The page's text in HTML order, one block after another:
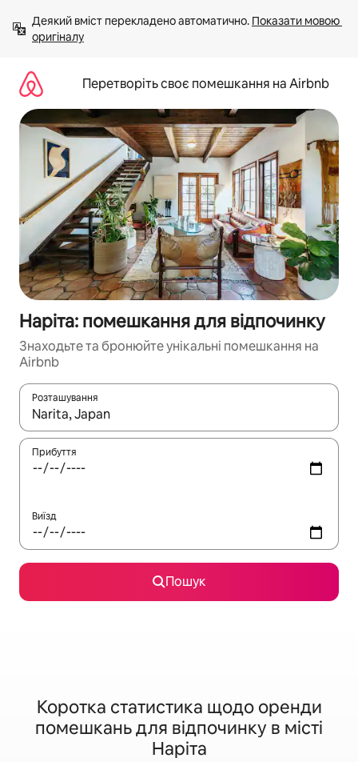
вмісту
Деякий вміст перекладено автоматично. Показати мовою
оригіналу
Перетворіть своє помешкання на Airbnb
Наріта: помешкання для відпочинку
Знаходьте та бронюйте унікальні помешкання на
Airbnb
Розташування
Отримавши результати пошуку, використовуйте для
Прибуття
Виїзд
Пошук
Коротка статистика щодо оренди
помешкань для відпочинку в місті
Наріта